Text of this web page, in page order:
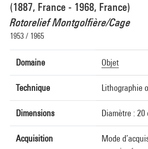
(1887, France - 1968, France)
Rotorelief Montgolfière/Cage
1953 / 1965
Domaine Objet
Technique Lithographie
Dimensions Diamètre : 20
Acquisition
Mode